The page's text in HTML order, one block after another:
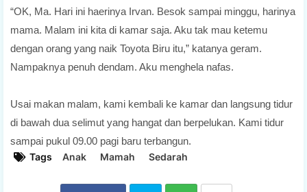
“OK, Ma. Hari ini haerinya Irvan. Besok sampai minggu, harinya
mama. Malam ini kita di kamar saja. Aku tak mau ketemu
dengan orang yang naik Toyota Biru itu,” katanya geram.
Nampaknya penuh dendam. Aku menghela nafas.
Usai makan malam, kami kembali ke kamar dan langsung tidur
di bawah dua selimut yang hangat dan berpelukan. Kami tidur
sampai pukul 09.00 pagi baru terbangun.
Tags
Anak Mamah Sedarah